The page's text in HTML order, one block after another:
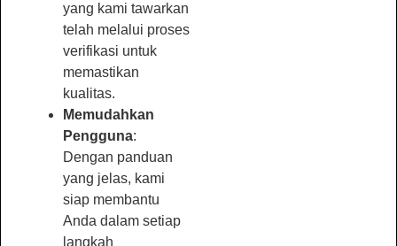
yang kami tawarkan
telah melalui proses
verifikasi untuk
memastikan
kualitas.
Memudahkan
Pengguna:
Dengan panduan
yang jelas, kami
siap membantu
Anda dalam setiap
langkah